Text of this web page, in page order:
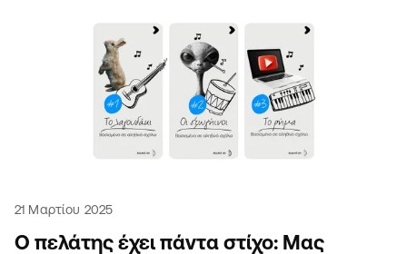
21 Μαρτίου 2025
Ο πελάτης έχει πάντα στίχο: Μας